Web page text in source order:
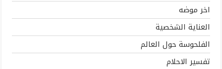
اخر موضه
العناية الشخصية
الفلحوسة حول العالم
تفسير الاحلام